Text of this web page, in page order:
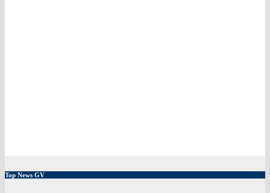
Top News GV